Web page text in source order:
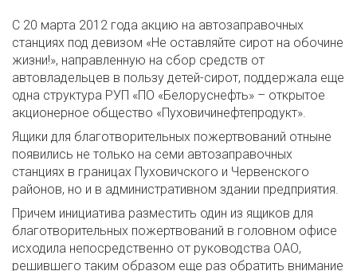
С 20 марта 2012 года акцию на автозаправочных
станциях под девизом «Не оставляйте сирот на обочине
жизни!», направленную на сбор средств от
автовладельцев в пользу детей-сирот, поддержала еще
одна структура РУП «ПО «Белоруснефть» – открытое
акционерное общество «Пуховичинефтепродукт».
Ящики для благотворительных пожертвований отныне
появились не только на семи автозаправочных
станциях в границах Пуховичского и Червенского
районов, но и в административном здании предприятия.
Причем инициатива разместить один из ящиков для
благотворительных пожертвований в головном офисе
исходила непосредственно от руководства ОАО,
решившего таким образом еще раз обратить внимание